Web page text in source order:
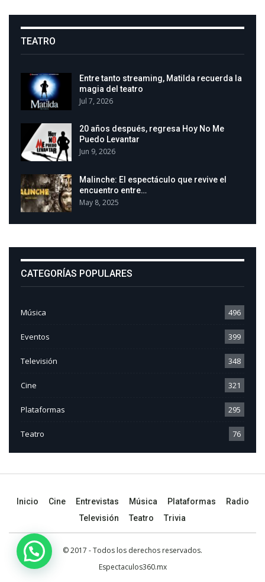
TEATRO
Entre tanto streaming, Matilda recuerda la
magia del teatro
Jul 7, 2026
20 años después, regresa Hoy No Me
Puedo Levantar
Jun 9, 2026
Malinche: El espectáculo que revive el
encuentro entre…
May 8, 2025
CATEGORÍAS POPULARES
Música 496
Eventos 399
Televisión 348
Cine 321
Plataformas 295
Teatro 76
Inicio Cine Entrevistas Música Plataformas
Radio
Televisión
Teatro Trivia
© 2017 - Todos los derechos reservados.
Espectaculos360.mx